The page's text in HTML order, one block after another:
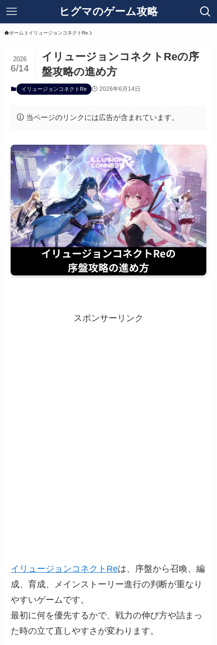
ヒグマのゲーム攻略
ホーム イリュージョンコネクトRe
イリュージョンコネクトReの序
盤攻略の進め方
2026
6/14
イリュージョンコネクトRe 2026年6月14日
当ページのリンクには広告が含まれています。
スポンサーリンク
イリュージョンコネクトReは、序盤から召喚、編
成、育成、メインストーリー進行の判断が重なり
やすいゲームです。
最初に何を優先するかで、戦力の伸び方や詰まっ
た時の立て直しやすさが変わります。